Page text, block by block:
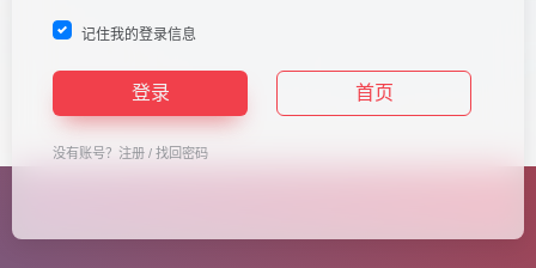
记住我的登录信息
登录 首页
没有账号？ 注册 / 找回密码